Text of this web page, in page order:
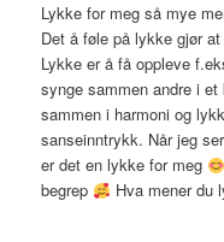
Lykke for meg så mye
Det å føle på lykke gjør
Lykke er å få oppleve
synge sammen andre i
sammen i harmoni og
sanseinntrykk. Når jeg
er det en lykke for meg
begrep
Hva mener du